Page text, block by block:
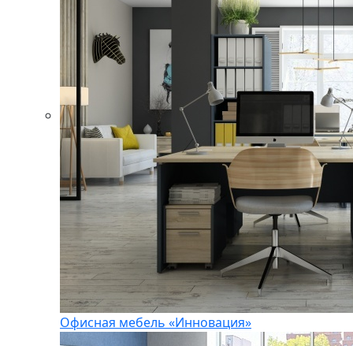
Офисная мебель «Инновация»